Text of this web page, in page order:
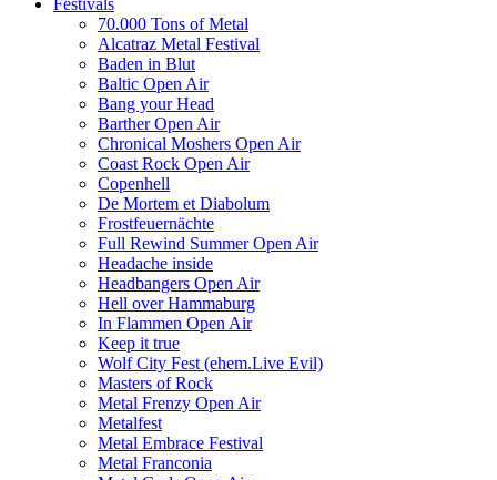
Festivals
70.000 Tons of Metal
Alcatraz Metal Festival
Baden in Blut
Baltic Open Air
Bang your Head
Barther Open Air
Chronical Moshers Open Air
Coast Rock Open Air
Copenhell
De Mortem et Diabolum
Frostfeuernächte
Full Rewind Summer Open Air
Headache inside
Headbangers Open Air
Hell over Hammaburg
In Flammen Open Air
Keep it true
Wolf City Fest (ehem.Live Evil)
Masters of Rock
Metal Frenzy Open Air
Metalfest
Metal Embrace Festival
Metal Franconia